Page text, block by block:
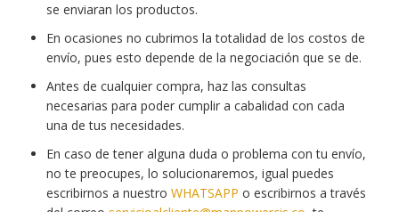
se enviaran los productos.
En ocasiones no cubrimos la totalidad de los costos de
envío, pues esto depende de la negociación que se de.
Antes de cualquier compra, haz las consultas
necesarias para poder cumplir a cabalidad con cada
una de tus necesidades.
En caso de tener alguna duda o problema con tu envío,
no te preocupes, lo solucionaremos, igual puedes
escribirnos a nuestro WHATSAPP o escribirnos a través